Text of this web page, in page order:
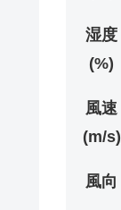
湿度
(%)
風速
(m/s)
風向